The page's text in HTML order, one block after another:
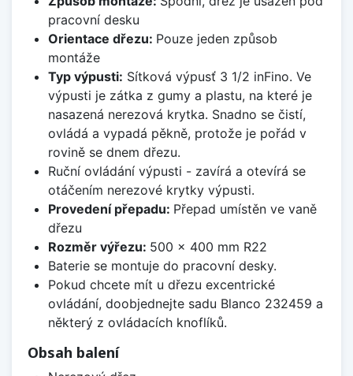
pracovní desku
Orientace dřezu: Pouze jeden způsob
montáže
Typ výpusti: Sítková výpusť 3 1/2 inFino. Ve
výpusti je zátka z gumy a plastu, na které je
nasazená nerezová krytka. Snadno se čistí,
ovládá a vypadá pěkně, protože je pořád v
rovině se dnem dřezu.
Ruční ovládání výpusti - zavírá a otevírá se
otáčením nerezové krytky výpusti.
Provedení přepadu: Přepad umístěn ve vaně
dřezu
Rozměr výřezu: 500 x 400 mm R22
Baterie se montuje do pracovní desky.
Pokud chcete mít u dřezu excentrické
ovládání, doobjednejte sadu Blanco 232459 a
některý z ovládacích knoflíků.
Obsah balení